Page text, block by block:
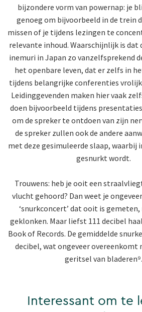
bijzondere vorm van powernap: je
genoeg om bijvoorbeeld in de trein
missen of je tijdens lezingen te
relevante inhoud. Waarschijnlijk is dat
inemuri in Japan zo vanzelfsprekend
het openbare leven, dat er zelfs in
tijdens belangrijke conferenties
Leidinggevenden maken hier vaak
doen bijvoorbeeld tijdens
om de spreker te ontdoen van zijn
de spreker zullen ook de andere
met deze gesimuleerde slaap, waarbij
gesnurkt wordt.
Trouwens: heb je ooit een
vlucht gehoord? Dan weet je
‘snurkconcert’ dat ooit is
geklonken. Maar liefst 111 decibel
Book of Records. De gemiddelde
decibel, wat ongeveer overeenkomt
geritsel van bladeren⁹.
Interessant om te